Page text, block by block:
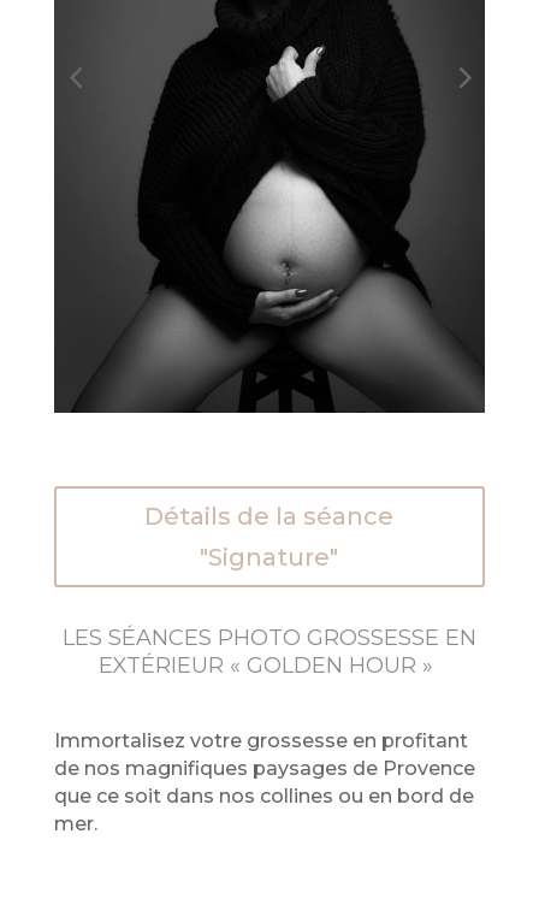
Détails de la séance
"Signature"
LES SÉANCES PHOTO GROSSESSE EN
EXTÉRIEUR « GOLDEN HOUR »
Immortalisez votre grossesse en profitant
de nos magnifiques paysages de Provence
que ce soit dans nos collines ou en bord de
mer.